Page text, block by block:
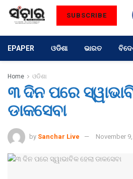
SUBSCRIBE
EPAPER ଓଡିଶା ଭାରତ
Home ଓଡିଶା
୩ ଦିନ ପରେ
ଡାକସେବା
by Sanchar Live November